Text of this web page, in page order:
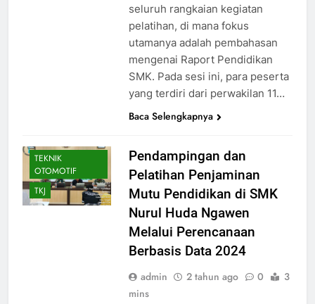
seluruh rangkaian kegiatan
pelatihan, di mana fokus
utamanya adalah pembahasan
mengenai Raport Pendidikan
SMK. Pada sesi ini, para peserta
yang terdiri dari perwakilan 11…
Baca Selengkapnya
TEKNIK
OTOMOTIF
TKJ
Pendampingan dan
Pelatihan Penjaminan
Mutu Pendidikan di SMK
Nurul Huda Ngawen
Melalui Perencanaan
Berbasis Data 2024
admin 2 tahun ago 0
3
mins